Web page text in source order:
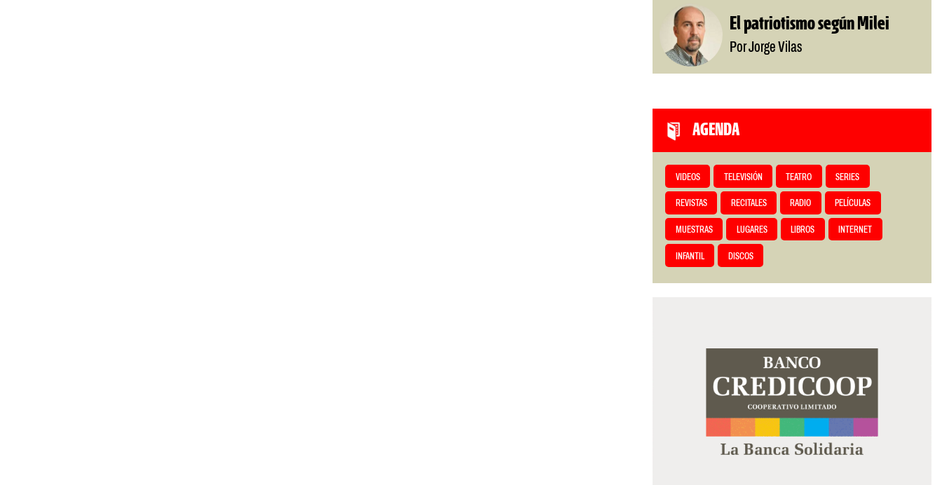
El patriotismo según Milei
Por Jorge Vilas
AGENDA
VIDEOS TELEVISIÓN TEATRO SERIES
REVISTAS RECITALES RADIO PELÍCULAS
MUESTRAS LUGARES LIBROS INTERNET
INFANTIL DISCOS